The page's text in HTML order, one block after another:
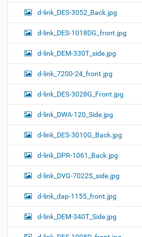
d-link_DES-3052_Back.jpg
d-link_DES-1018DG_front.jpg
d-link_DEM-330T_side.jpg
d-link_7200-24_front.jpg
d-link_DES-3028G_Front.jpg
d-link_DWA-120_Side.jpg
d-link_DES-3010G_Back.jpg
d-link_DPR-1061_Back.jpg
d-link_DVG-7022S_side.jpg
d-link_dap-1155_front.jpg
d-link_DEM-340T_Side.jpg